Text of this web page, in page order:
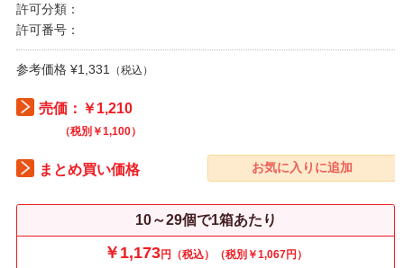
許可分類：
許可番号：
参考価格 ¥1,331 （税込）
売価：￥1,210
（税別￥1,100）
まとめ買い価格
10～29個で1箱あたり
￥1,173円（税込）（税別￥1,067円）